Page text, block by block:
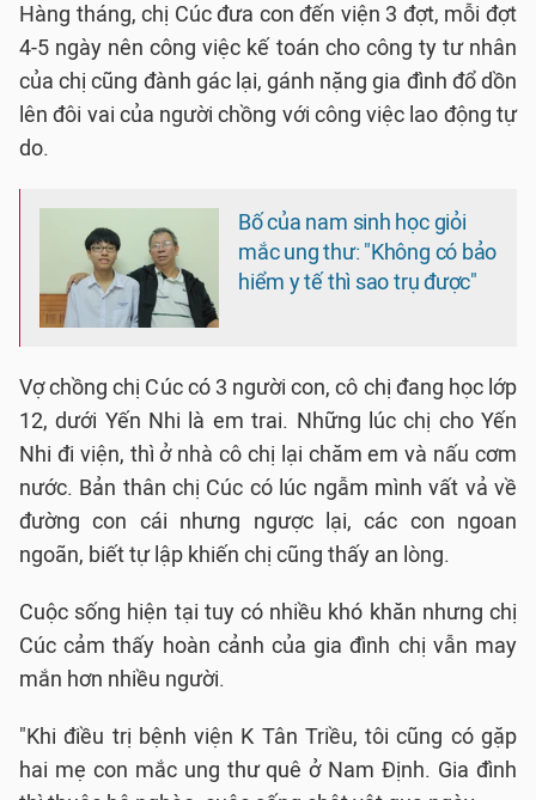
Hàng tháng, chị Cúc đưa con đến viện 3 đợt, mỗi đợt
4-5 ngày nên công việc kế toán cho công ty tư nhân
của chị cũng đành gác lại, gánh nặng gia đình đổ dồn
lên đôi vai của người chồng với công việc lao động tự
do.
Bố của nam sinh học giỏi
mắc ung thư: "Không có bảo
hiểm y tế thì sao trụ được"
Vợ chồng chị Cúc có 3 người con, cô chị đang học lớp
12, dưới Yến Nhi là em trai. Những lúc chị cho Yến
Nhi đi viện, thì ở nhà cô chị lại chăm em và nấu cơm
nước. Bản thân chị Cúc có lúc ngẫm mình vất vả về
đường con cái nhưng ngược lại, các con ngoan
ngoãn, biết tự lập khiến chị cũng thấy an lòng.
Cuộc sống hiện tại tuy có nhiều khó khăn nhưng chị
Cúc cảm thấy hoàn cảnh của gia đình chị vẫn may
mắn hơn nhiều người.
"Khi điều trị bệnh viện K Tân Triều, tôi cũng có gặp
hai mẹ con mắc ung thư quê ở Nam Định. Gia đình